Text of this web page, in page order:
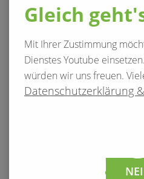
AB SOFORT IM HANDEL
Gleich
Mit Ihrer Zustimmung
Dienstes Youtube
würden wir uns freuen.
Datenschutzerklärung